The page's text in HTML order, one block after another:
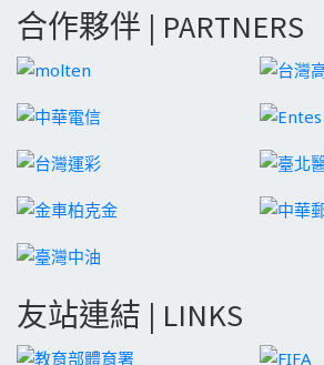
合作夥伴 | PARTNERS
友站連結 | LINKS